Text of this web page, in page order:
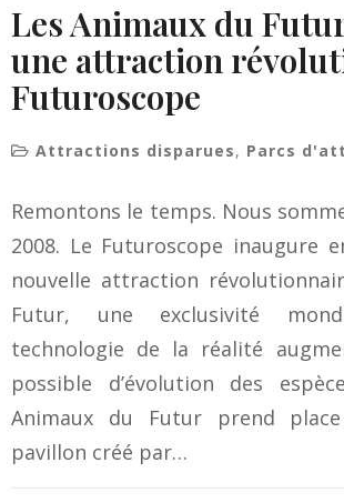
Les Animaux du
une attraction
Futuroscope
Attractions disparues, Parcs
Remontons le temps. Nous
2008. Le Futuroscope inaugure
nouvelle attraction
Futur, une exclusivité
technologie de la réalité
possible d’évolution des
Animaux du Futur prend
pavillon créé par…